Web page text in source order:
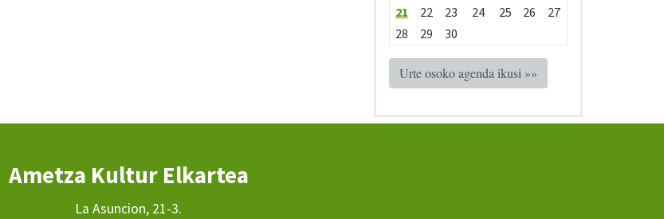
21
22 23 24 25 26
27
28
29 30
Urte osoko agenda ikusi »»
Ametza Kultur Elkartea
La Asuncion, 21-3.